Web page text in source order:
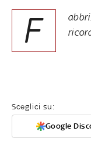
F
Sceglici su:
Google